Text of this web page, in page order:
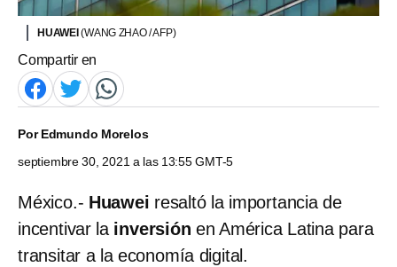
HUAWEI(WANG ZHAO / AFP)
Compartir en
PorEdmundo Morelos
septiembre 30, 2021 a las 13:55 GMT-5
México.- Huawei resaltó la importancia de
incentivar la inversión en América Latina para
transitar a la economía digital.